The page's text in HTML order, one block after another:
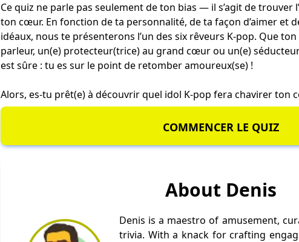
Ce quiz ne parle pas seulement de ton bias — il s’agit de
ton cœur. En fonction de ta personnalité, de ta façon d’aimer et
idéaux, nous te présenterons l’un des six rêveurs K-pop. Que
parleur, un(e) protecteur(trice) au grand cœur ou un(e)
est sûre : tu es sur le point de retomber amoureux(se) !
Alors, es-tu prêt(e) à découvrir quel idol K-pop fera chavirer ton
COMMENCER LE QUIZ
About Denis
Denis is a maestro of amusement,
trivia. With a knack for crafting